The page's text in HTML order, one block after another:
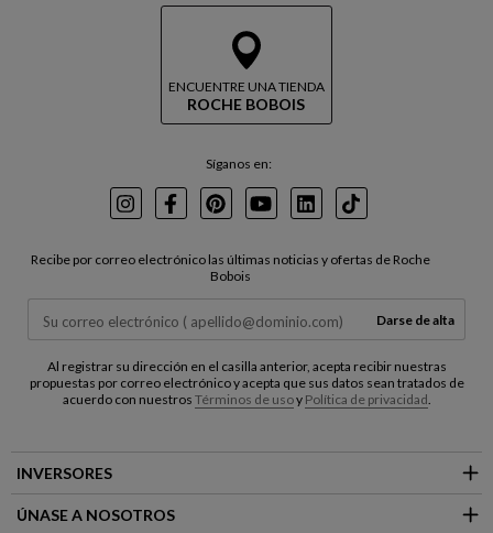
ENCUENTRE UNA TIENDA
ROCHE BOBOIS
Síganos en:
InstagramFacebookPinterest
YoutubeLinkedInTikTok
Recibe por correo electrónico las últimas noticias y ofertas de Roche
Bobois
Darse de alta
Al registrar su dirección en el casilla anterior, acepta recibir nuestras
propuestas por correo electrónico y acepta que sus datos sean tratados de
acuerdo con nuestros Términos de usoy Política de privacidad.
INVERSORES
ÚNASE A NOSOTROS